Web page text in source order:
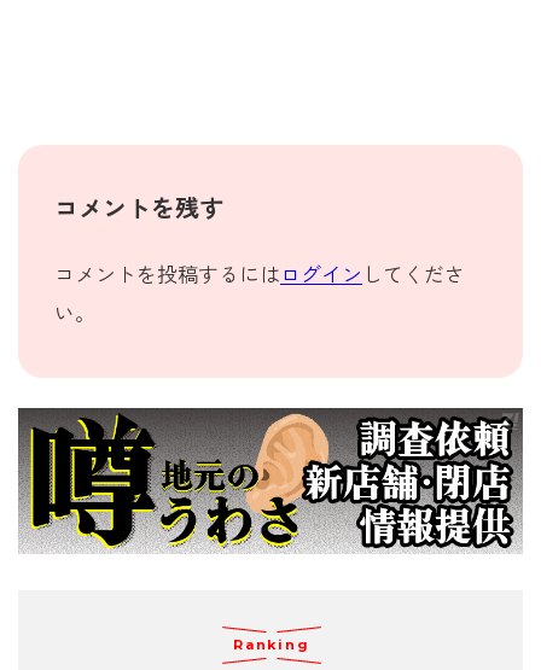
コメントを残す
コメントを投稿するには ログイン してくださ
い。
Ranking